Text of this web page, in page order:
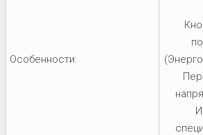
Особенности: